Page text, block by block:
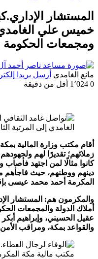
المستشار
خميس علي
ومجمعات الحكومة
مانع الغامدي أرسل بريدا
0
أقل من دقيقة
أقام مكتب وزارة المالية
زملائهم؛ تقديرًا لهم
كانوا مثالًا لمن اجتهد
دينهم ووطنهم، حيث فاجأهم
المكرمة أحمد محمد عيسى
والمكرمون هم: المستشار
أملاك الدولة والمجمعات
عقيل الحسيني، وإبراهيم
والقواعد بمكة، ومراقب